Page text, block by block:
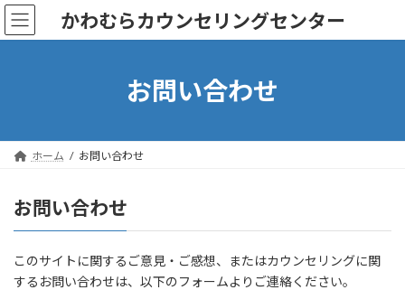
コ
ン
テ
ナ
ビ
ゲ
かわむらカウンセリングセンター
お問い合わせ
ホーム お問い合わせ
お問い合わせ
このサイトに関するご意見・ご感想、またはカウンセリングに関
するお問い合わせは、以下のフォームよりご連絡ください。